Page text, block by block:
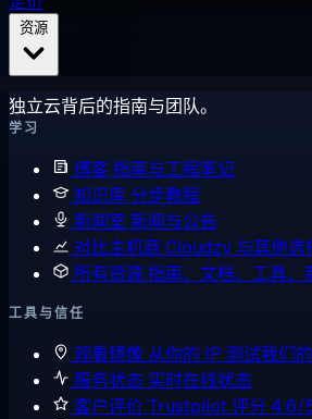
独立云背后的指南与团队。
学习
博客指南与工程笔记
知识库 分步教程
新闻室 新闻与公告
对比主机商 Cloudzy 与其他选
所有资源指南、文档、工具、
工具与信任
观看镜像 从你的 IP 测试我们
服务状态 实时在线状态
客户评价 Trustpilot 评分 4.6/